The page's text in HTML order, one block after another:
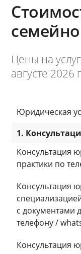
Цены на
августе 2026
Юридическая
1.
Консультация
практики по
Консультация
с документами
телефону /
Консультация